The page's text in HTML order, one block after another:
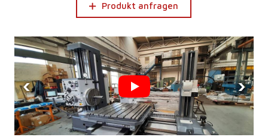
Produkt anfragen
‹ ›